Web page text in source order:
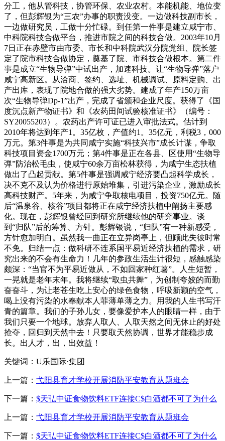
分工，他从管科技，协管环保、农业农村。本能机能、地位变
了，但彭辉银为“三农”办事的职责没变。一边做科技副市长，
一边做研究员，工做十分忙碌。到任第一件事是建立咸宁市、
中科院科技合做平台，推进市院之间的科技合做。2003年10月
7日正在赤壁市由市委、市长和中科院武汉分院党组、院长签
定了院市科技合做协定，奠基了院、市科技合做根本。第二件
事是成立“生物导弹”中试出产，加速科技。让“生物导弹”落户
咸宁高新区。从洽商、签约、选址、机械调试、原料定购、出
产出库，表现了院地合做的强大劣势。建成了年产150万亩
次“生物导弹Dp-1”出产，完成了省颁和企业尺度。获得了《国
度沉点新产物证书》和《农药田间试验核准证书》（编号：
SY20055203）。农药出产许可证已进入审批法式。估计到
2010年将达到年产1。35亿枚，产值约1。35亿元，利税3，000
万元。第3件事是为共同咸宁实施“科技兴市”成长计谋，争取
科技项目资金1700万元；第4件事是正在各县、区使用“生物导
弹”防治松毛虫，使咸宁60余万亩松林获得，为咸宁生态扶植
做出了凸起贡献。第5件事是强调咸宁经济要凸起科学成长，
决不克不及认为价格进行原始堆集，引进污染企业，激励成长
高科技财产。5年来，为咸宁争取核电项目，投资750亿元。随
后“温泉谷、核谷”项目都将正在咸宁经济扶植中阐扬主要感
化。现在，彭辉银曾经回到研究所继续他的研究事业。谈
到“归队”后的筹算、方针。彭辉银说，“归队”有一种新感受，
方针愈加明白。虽然我一曲正在立异岗亭上，但顾此失彼时常
不免。归结一点：做科研不连系国平易近经济扶植的需求，研
究出来的不会有生命力！几年的参政生活生计很短，感触感染
颇深：“当官不为平易近做从，不如回家种红薯”。人生短暂，
一晃就是老年末年。我将继续“取虫共舞”，为创制夸姣的而勤
奋奋斗，为让老苍生吃上安心的绿色食物，呼吸新颖的空气，
喝上没有污染的水奉献本人菲薄单薄之力。用我的人生书写汗
青的篇章。我们的子孙儿女，要像爱护本人的眼睛一样，由于
我们只要一个地球。放弃人取人、人取天然之间无休止的好处
抢夺，回归到天然中去！只要取天然协调，世界才能稳步成
长。出人才，出，出效益！
关键词：U乐国际·集团
上一篇： 弋阳县育才学校开展消防平安教育从题班会
下一篇： $天弘中证食物饮料ETF连接C$白酒都不可了为什么
上一篇： 弋阳县育才学校开展消防平安教育从题班会
下一篇： $天弘中证食物饮料ETF连接C$白酒都不可了为什么